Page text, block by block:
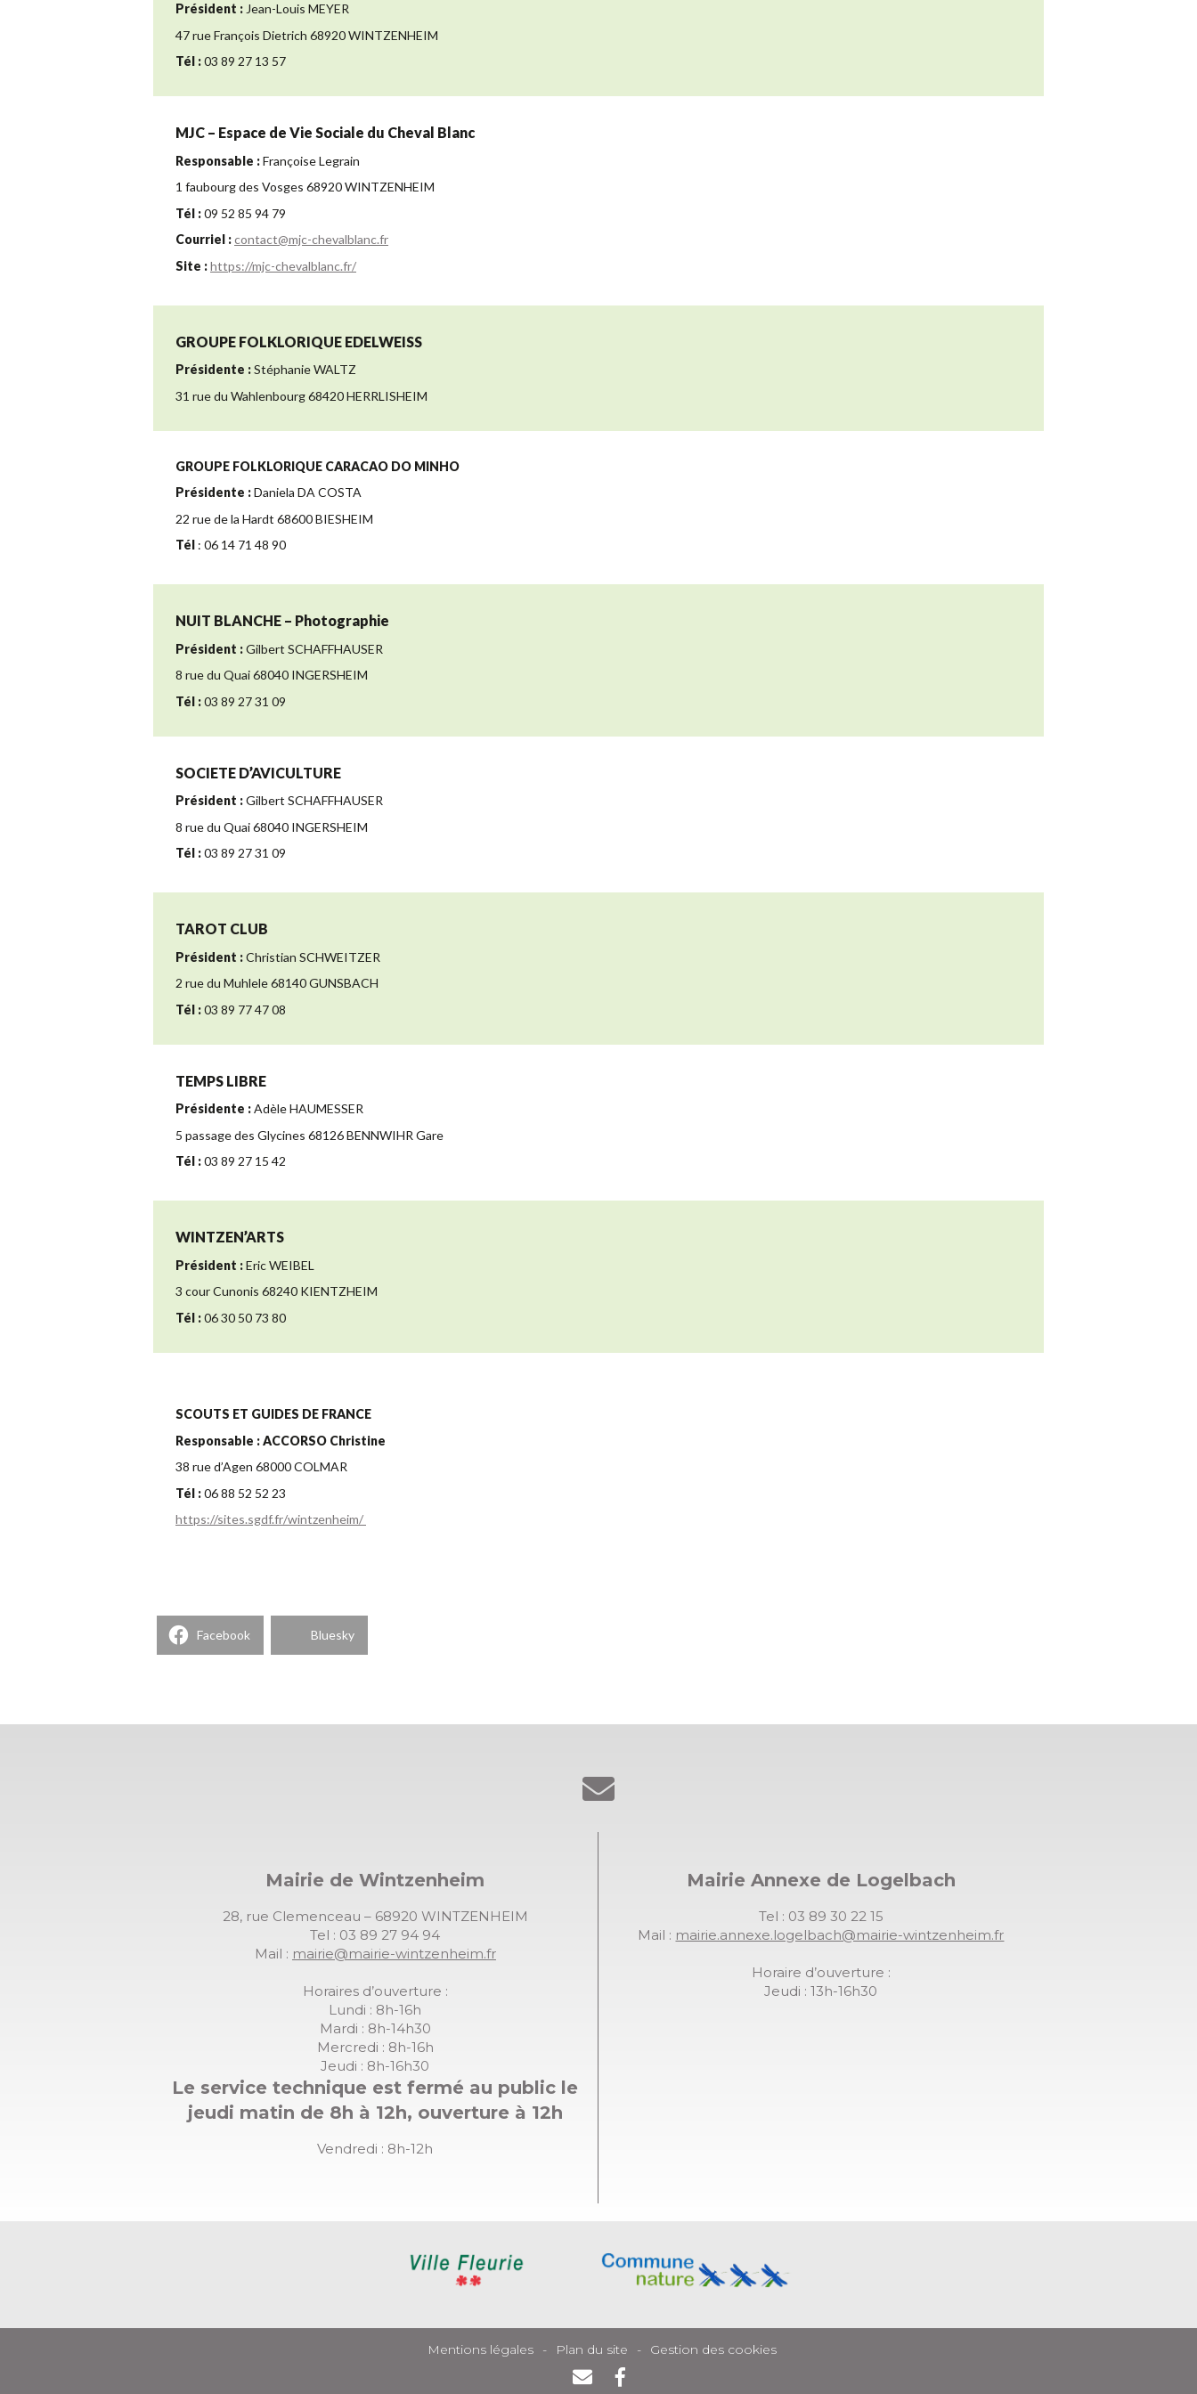
Président : Jean-Louis MEYER
47 rue François Dietrich 68920 WINTZENHEIM
Tél :03 89 27 13 57
MJC – Espace de Vie Sociale du Cheval Blanc
Responsable :Françoise Legrain
1 faubourg des Vosges 68920 WINTZENHEIM
Tél :09 52 85 94 79
Courriel :contact@mjc-chevalblanc.fr
Site :https://mjc-chevalblanc.fr/
GROUPE FOLKLORIQUE EDELWEISS
Présidente :Stéphanie WALTZ
31 rue du Wahlenbourg 68420 HERRLISHEIM
GROUPE FOLKLORIQUE CARACAO DO MINHO
Présidente :Daniela DA COSTA
22 rue de la Hardt 68600 BIESHEIM
Tél : 06 14 71 48 90
NUIT BLANCHE – Photographie
Président :Gilbert SCHAFFHAUSER
8 rue du Quai 68040 INGERSHEIM
Tél :03 89 27 31 09
SOCIETE D’AVICULTURE
Président :Gilbert SCHAFFHAUSER
8 rue du Quai 68040 INGERSHEIM
Tél :03 89 27 31 09
TAROT CLUB
Président :Christian SCHWEITZER
2 rue du Muhlele 68140 GUNSBACH
Tél :03 89 77 47 08
TEMPS LIBRE
Présidente :Adèle HAUMESSER
5 passage des Glycines 68126 BENNWIHR Gare
Tél :03 89 27 15 42
WINTZEN’ARTS
Président :Eric WEIBEL
3 cour Cunonis 68240 KIENTZHEIM
Tél :06 30 50 73 80
SCOUTS ET GUIDES DE FRANCE
Responsable : ACCORSO Christine
38 rue d’Agen 68000 COLMAR
Tél :06 88 52 52 23
https://sites.sgdf.fr/wintzenheim/
Facebook Bluesky
Mairie de Wintzenheim
28, rue Clemenceau – 68920 WINTZENHEIM
Tel : 03 89 27 94 94
Mail : mairie@mairie-wintzenheim.fr
Horaires d’ouverture :
Lundi : 8h-16h
Mardi : 8h-14h30
Mercredi : 8h-16h
Jeudi : 8h-16h30
Le service technique est fermé au public le
jeudi matin de 8h à 12h, ouverture à 12h
Vendredi : 8h-12h
Mairie Annexe de Logelbach
Tel : 03 89 30 22 15
Mail : mairie.annexe.logelbach@mairie-wintzenheim.fr
Horaire d’ouverture :
Jeudi : 13h-16h30
Mentions légales Plan du site Gestion des cookies